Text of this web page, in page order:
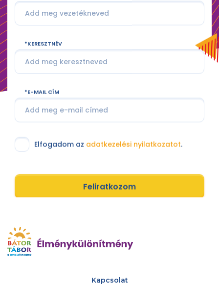
KERESZTNÉV
E-MAIL CÍM
Elfogadom az adatkezelési nyilatkozatot.
Feliratkozom
Kapcsolat